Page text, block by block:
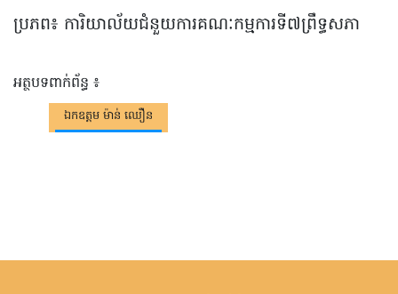
ប្រភព៖ ការិយាល័យ​ជំនួយ​ការ​គណៈកម្មការ​ទី៧ព្រឹទ្ធសភា
អត្ថបទពាក់ព័ន្ធ ៖
ឯកឧត្តម ម៉ាន់ ឈឿន